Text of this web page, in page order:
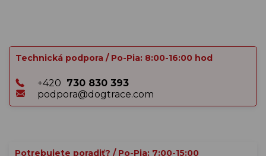
Technická podpora / Po-Pia: 8:00-16:00 hod
+420 730 830 393
podpora@dogtrace.com
Potrebujete poradiť? / Po-Pia: 7:00-15:00